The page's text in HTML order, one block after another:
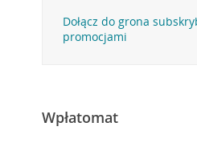
Dołącz do grona
promocjami
Wpłatomat